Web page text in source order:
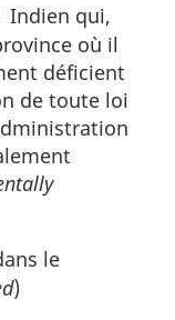
Indien qui,
où il
déficient
de toute loi
le
)